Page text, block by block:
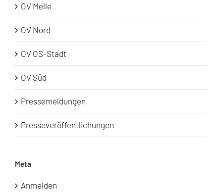
OV Melle
OV Nord
OV OS-Stadt
OV Süd
Pressemeldungen
Presseveröffentlichungen
Meta
Anmelden